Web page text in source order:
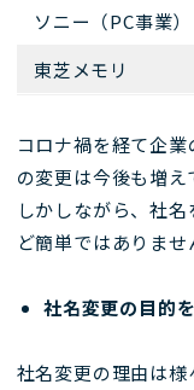
ソニー（PC事業）
東芝メモリ
コロナ禍を経て企
の変更は今後も増え
しかしながら、社
ど簡単ではありませ
社名変更の目的
社名変更の理由は